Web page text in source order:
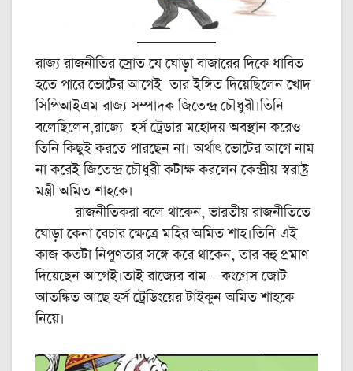
রাজ্য রাজনীতির স্রোত যে ঘোড়া বাজারের দিকে ধাবিত
হতে পারে ভোটের আগেই তার ইঙ্গিত দিয়েছিলেন খোদ
সিপিআইএম রাজ্য সম্পাদক জিতেন্দ্র চৌধুরী।তিনি
বলেছিলেন,রাজ্যে হর্স ট্রেডার মহোদয় অবস্থান করেও
তিনি কিছুই করতে পারছেন না। অর্থাৎ ভোটের আগে নাম
না করেই জিতেন্দ্র চৌধুরী কটাক্ষ করলেন কেন্দ্রীয় স্বরাষ্ট্র
মন্ত্রী অমিত শাহকে।
রাজনীতিকরা বলে থাকেন, ভারতীয় রাজনীতিতে
ঘোড়া কেনা বেচার ক্ষেত্রে মহির অমিত শাহ।তিনি এই
কাজ কতটা নিপুণতার সঙ্গে করে থাকেন, তার বহু প্রমাণ
দিয়েছেন আগেই।তাই রাজ্যের বাম – কংগ্রেস জোট
আতঙ্কিত আছে হর্স ট্রেডিংয়ের টাইকুন অমিত শাহকে
নিয়ে।